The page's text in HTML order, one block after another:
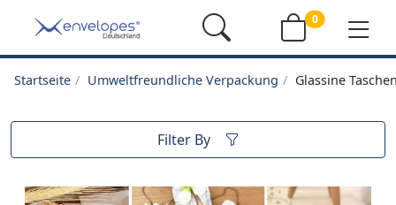
0
Startseite Umweltfreundliche Verpackung Glassine
Filter By